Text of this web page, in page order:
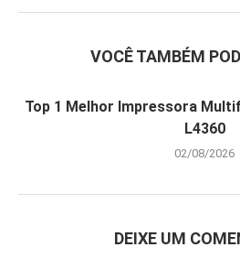
VOCÊ TAMBÉM
Top 1 Melhor Impressora
L4360
02/08/2026
DEIXE UM